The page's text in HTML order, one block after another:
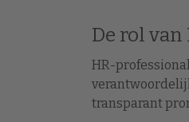
De rol
HR-
transparant